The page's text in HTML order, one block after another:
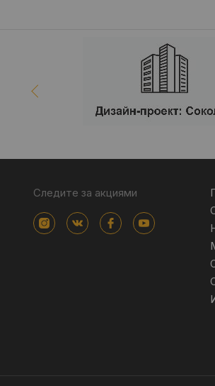
Следите за акциями